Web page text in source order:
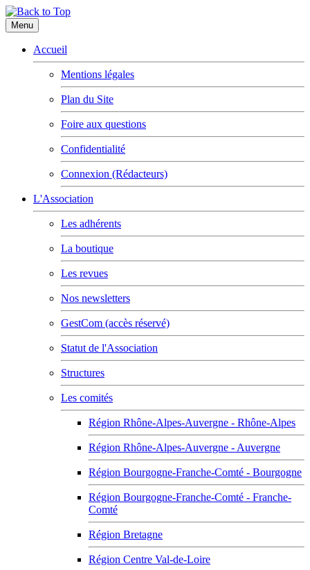
Menu
Accueil
Mentions légales
Plan du Site
Foire aux questions
Confidentialité
Connexion (Rédacteurs)
L'Association
Les adhérents
La boutique
Les revues
Nos newsletters
GestCom (accès réservé)
Statut de l'Association
Structures
Les comités
Région Rhône-Alpes-Auvergne - Rhône-Alpes
Région Rhône-Alpes-Auvergne - Auvergne
Région Bourgogne-Franche-Comté - Bourgogne
Région Bourgogne-Franche-Comté - Franche-
Comté
Région Bretagne
Région Centre Val-de-Loire